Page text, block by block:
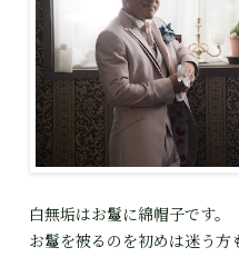
白無垢はお鬘に綿帽子です。
お鬘を被るのを初めは迷う